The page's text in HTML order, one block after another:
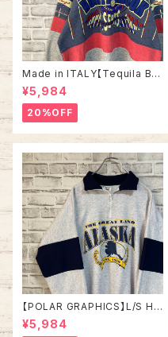
Made in ITALY【Tequila Bo
om】L/S Sweat/Trainer XL 9
0s ハーフジップスウェット トレ
ーナー マルチカラー レーシング
イタリア製 Euro ユーロ 古着
¥5,984
20%OFF
【POLAR GRAPHICS】L/S Hal
fZip Sweat XL Made in US
A 90s “ALASKA” スーベニア
¥5,984